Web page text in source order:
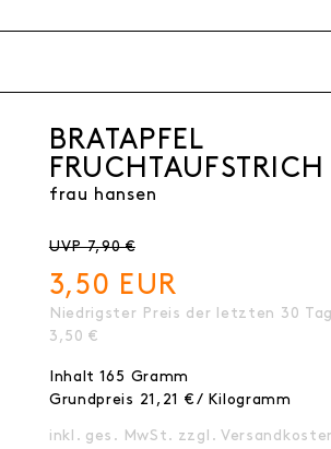
BRATAPFEL
FRUCHTAUFSTRICH
frau hansen
UVP 7,90 €
3,50 EUR
Niedrigster Preis der letzten 30
3,50 €
Inhalt 165 Gramm
Grundpreis
21,21 € / Kilogramm
inkl. ges. MwSt. zzgl.